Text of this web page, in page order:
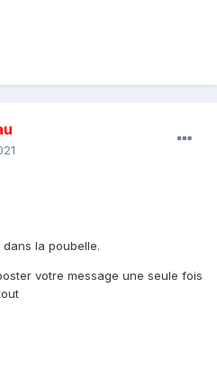
la poubelle.
votre message une seule fois